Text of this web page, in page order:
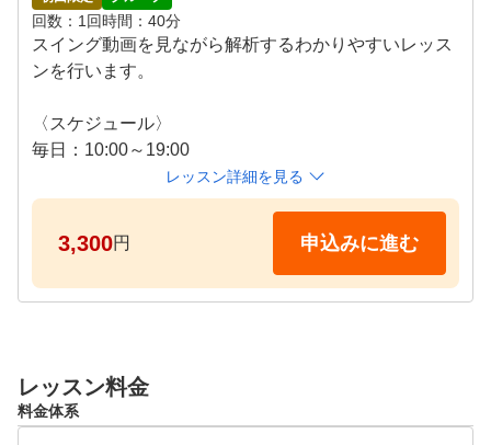
〈スケジュール〉
毎日：10:00～19:00
回数 1回時間 40分
スイング動画を見ながら解析するわかりやすいレッス
ンを行います。
〈スケジュール〉
毎日：10:00～19:00
レッスン詳細を見る
3,300円 申込みに進む
レッスン料金
料金体系